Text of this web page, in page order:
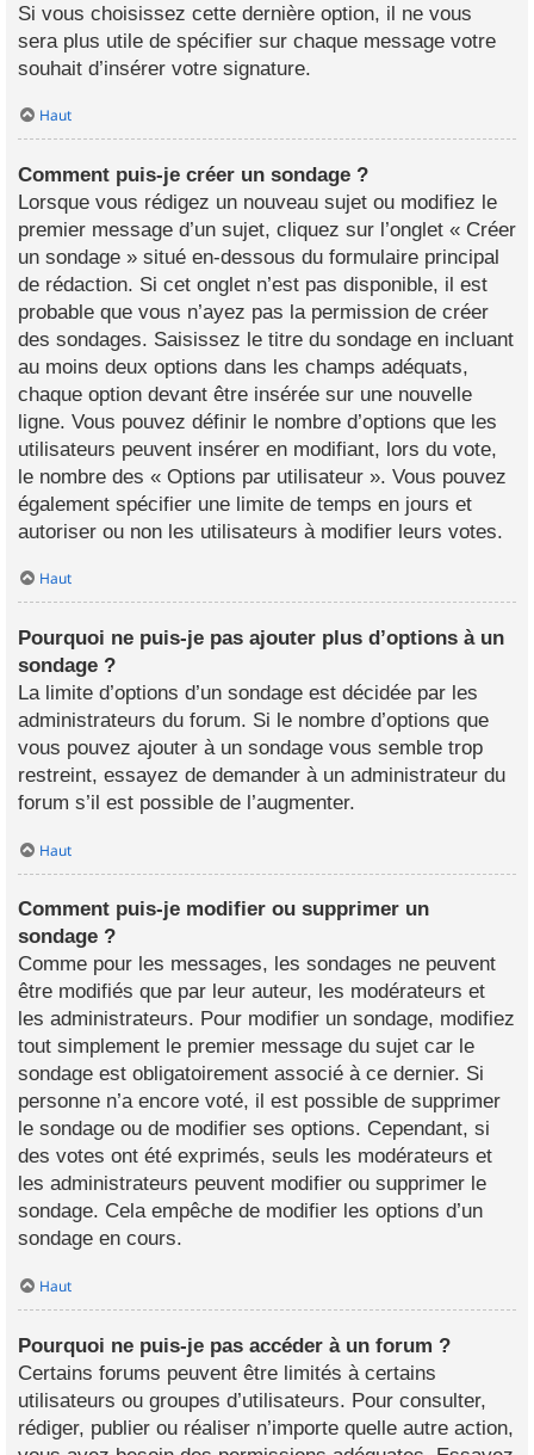
Si vous choisissez cette dernière option, il ne vous
sera plus utile de spécifier sur chaque message votre
souhait d’insérer votre signature.
Haut
Comment puis-je créer un sondage ?
Lorsque vous rédigez un nouveau sujet ou modifiez le
premier message d’un sujet, cliquez sur l’onglet « Créer
un sondage » situé en-dessous du formulaire principal
de rédaction. Si cet onglet n’est pas disponible, il est
probable que vous n’ayez pas la permission de créer
des sondages. Saisissez le titre du sondage en incluant
au moins deux options dans les champs adéquats,
chaque option devant être insérée sur une nouvelle
ligne. Vous pouvez définir le nombre d’options que les
utilisateurs peuvent insérer en modifiant, lors du vote,
le nombre des « Options par utilisateur ». Vous pouvez
également spécifier une limite de temps en jours et
autoriser ou non les utilisateurs à modifier leurs votes.
Haut
Pourquoi ne puis-je pas ajouter plus d’options à un
sondage ?
La limite d’options d’un sondage est décidée par les
administrateurs du forum. Si le nombre d’options que
vous pouvez ajouter à un sondage vous semble trop
restreint, essayez de demander à un administrateur du
forum s’il est possible de l’augmenter.
Haut
Comment puis-je modifier ou supprimer un
sondage ?
Comme pour les messages, les sondages ne peuvent
être modifiés que par leur auteur, les modérateurs et
les administrateurs. Pour modifier un sondage, modifiez
tout simplement le premier message du sujet car le
sondage est obligatoirement associé à ce dernier. Si
personne n’a encore voté, il est possible de supprimer
le sondage ou de modifier ses options. Cependant, si
des votes ont été exprimés, seuls les modérateurs et
les administrateurs peuvent modifier ou supprimer le
sondage. Cela empêche de modifier les options d’un
sondage en cours.
Haut
Pourquoi ne puis-je pas accéder à un forum ?
Certains forums peuvent être limités à certains
utilisateurs ou groupes d’utilisateurs. Pour consulter,
rédiger, publier ou réaliser n’importe quelle autre action,